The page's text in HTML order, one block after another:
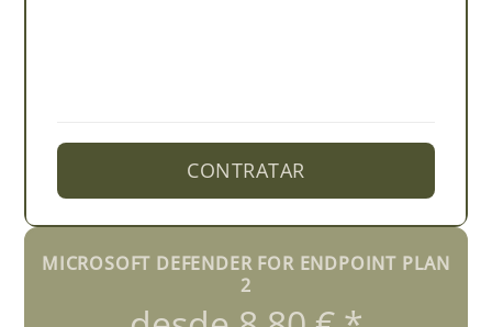
CONTRATAR
MICROSOFT DEFENDER FOR ENDPOINT PLAN
2